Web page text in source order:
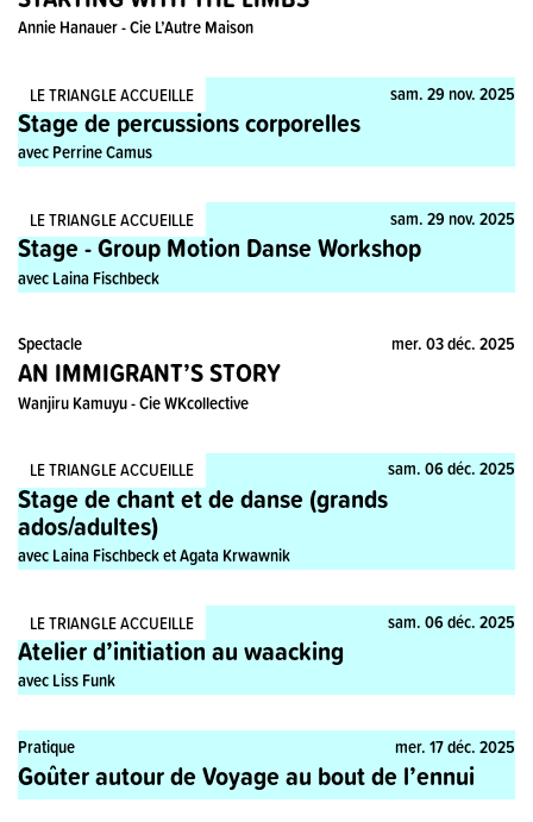
Annie Hanauer - Cie L’Autre Maison
LE TRIANGLE ACCUEILLE
Stage, Pratique sam. 29 nov. 2025
Stage de percussions corporelles
avec Perrine Camus
LE TRIANGLE ACCUEILLE
Stage, Pratique sam. 29 nov. 2025
Stage - Group Motion Danse Workshop
avec Laina Fischbeck
Spectacle mer. 03 déc. 2025
AN IMMIGRANT’S STORY
Wanjiru Kamuyu - Cie WKcollective
LE TRIANGLE ACCUEILLE
Stage, Pratique sam. 06 déc. 2025
Stage de chant et de danse (grands
ados/adultes)
avec Laina Fischbeck et Agata Krwawnik
LE TRIANGLE ACCUEILLE
Stage, Pratique sam. 06 déc. 2025
Atelier d’initiation au waacking
avec Liss Funk
Pratique mer. 17 déc. 2025
Goûter autour de Voyage au bout de l’ennui